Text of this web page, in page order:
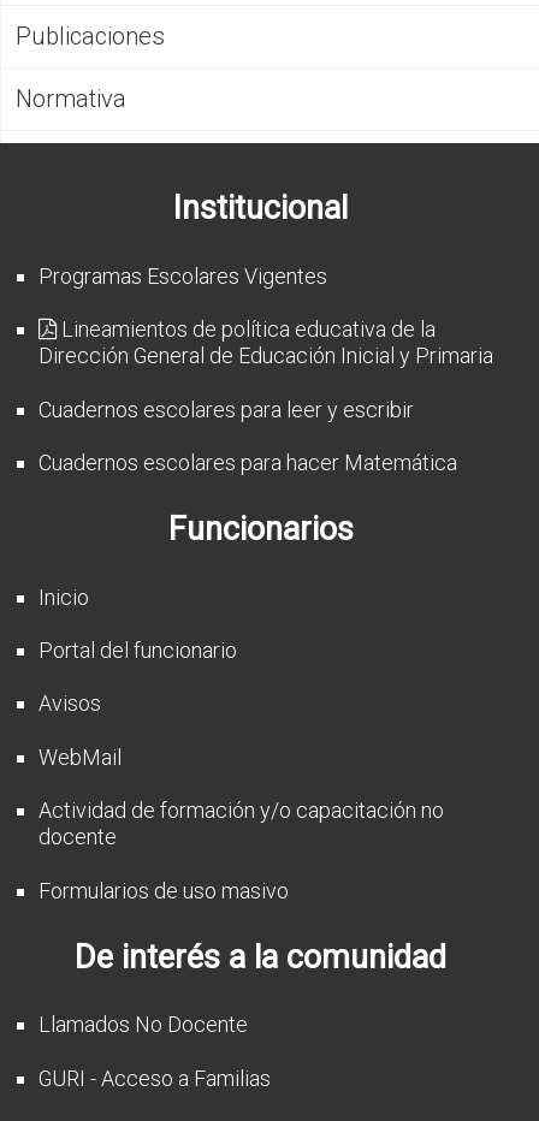
CFP
Publicaciones
Normativa
Institucional
Programas Escolares Vigentes
Lineamientos de política educativa de la
Dirección General de Educación Inicial y Primaria
Cuadernos escolares para leer y escribir
Cuadernos escolares para hacer Matemática
Funcionarios
Inicio
Portal del funcionario
Avisos
WebMail
Actividad de formación y/o capacitación no
docente
Formularios de uso masivo
De interés a la comunidad
Llamados No Docente
GURI - Acceso a Familias